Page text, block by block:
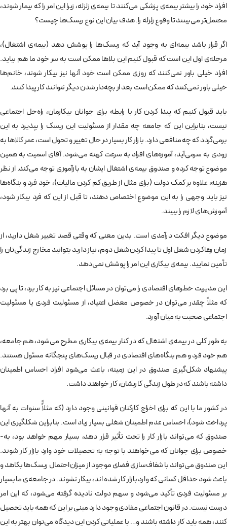
افراد خود را بیشتر بیمه­‌ی پزشکی می­‌کنند تا بیمه‌ی زلزله، زیرا این امر را که بیمار شوند،
محتمل‌تر می‌بینند تا وقوع زلزله را. هدف بیان این نوع ریسک‌ها چیست؟
اگر قرار باشد بیمه‌­ای به­ وجود آید که ریسک­‌ها را پوشش دهد (بیمه‌ی اشتغال)،
مرحله­‌ی اول این است که قبول کنیم این بلاها ممکن است به سر خود ما هم بیاید.
افراد خیلی باور نمی­‌کنند که روزی ممکن است خود آن­ها نیز بیکار شوند، خانم­‌ها
خیلی باور نمی­‌کنند که ممکن است بعد از بچه‌دار شدن دیگر نتوانند کار پیدا کنند.
باید قبول کنیم که پیدا کردن کار با رابطه برای جوانان بیکارمان، راه‌حل اجتماعی
نیست، بنابراین این که جامعه چه مقدار از مسئولیت این ریسک را بپذیرد به این
برمی‌­گردد که چه منافعی دارد. بازار کار بسیار در حال تغییر و تحول است، عمر کالاها به
زودی به سرمی­‌آید، آموزه‌های افراد به سرعت کهنه می‌شود. آقای اسمیت به همین
موضوع توجه کرده و صندوق بیمه‌ی اشتغال ایشان به بازآموزی توجه می­‌کند. از نظر
هزینه­، علاوه ­بر کمک دولت (برای مثال از طریق کم­ کردن مالیات)، خود فرد و بنگاه‌­ها
نیز باید وجهی را به این موضوع اختصاص دهند، تا قبل از این که فرد بیکار شود،
آموزش‌های لازم را ببیند.
موضوع دیگر افکت درآمدی است. بدین معنی که وقتی قصد تغییر شغل دارید، از
زمان رهاکردن شغل اول تا پیدا کردن شغل دوم، نیاز دارید بتوانید مخارج زندگی‌­تان را
تأمین نمایید. بیمه‌­ی بیکاری این امر را پوشش نمی­‌دهد.
این مدیریت خطرهای اقتصادی را می­‌توان در مسائل اجتماعی نیز به ­کار برد، تا پی برد
که مثلاً چقدر می­‌توان در خصوص معضل اعتیاد، از مسئولیت فردی یا مسئولیت
اجتماعی صحبت به میان آورد.
به ­طور کلی در بیمه­‌ی اشتغال که در کنار بیمه­‌ی بیکاری مطرح می­‌شود، هم جامعه،
هم خود فرد و هم بنگاه­‌های اقتصادی در قبال ریسک‌های پنج­گانه مسئول هستند.
پیشنهاد شکل­‌گیری صندوق در این زمینه، باعث می‌­شود افراد احساس اطمینان
داشته باشند که در طول زندگی کاریشان، کار خواهند داشت.
در کشور ما با این که برای اخراج کارکنان قوانینی وجود دارد (که مثلاًً سنوات به آنها
پرداخت شود)، احساس عدم اطمینان شغلی بسیار زیاد است. بنابراین شکل­گیری این
صندوق که می‌­تواند بازار کار را تحت تأثیر قرار دهد، بسیار مهم خواهد بود، به­
خصوص برای جوانان که می­‌خواهند با توجه به تحصیلات خود وارد بازار کار شوند.
این صندوق می­‌تواند با شفاف‌سازی فضای موجود از میزان احتمال ریسک­‌ها بکاهد و
باعث شود حداقل کسانی که وارد بازار کار شده ­اند، بیکار نشوند. در جامعه­‌ی ما بسیار
بر مسئولیت فردی تأکید می­‌شود و سهم دولت نادیده گرفته می­‌شود، که این امر
درست نیست. در قانون اجتماعی مفادی وجود دارد مبنی بر این که همه باید تحصیل
کنند، همه باید کار داشته باشند و… با عملیاتی کردن این دیدگاه می‌­توان بهتر به این